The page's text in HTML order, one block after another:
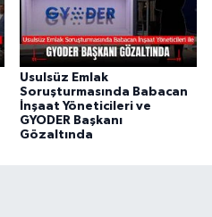
Usulsüz Emlak
Soruşturmasında Babacan
İnşaat Yöneticileri ve
GYODER Başkanı
Gözaltında